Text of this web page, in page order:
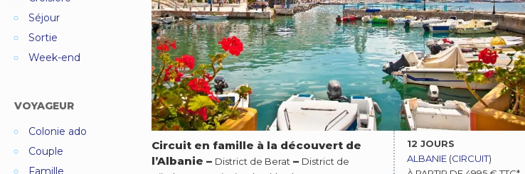
12 JOURS
ALBANIE(CIRCUIT)
Circuit en famille à la découvert de
l’Albanie – District de Berat – District de
Séjour
Sortie
Week-end
VOYAGEUR
Colonie ado
Couple
Famille